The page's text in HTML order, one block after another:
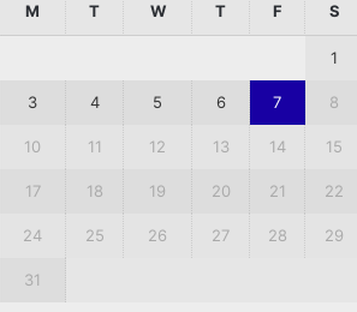
M T W T F S
1
3 4 5 6 7 8
10 11 12 13 14 15
17 18 19 20 21 22
24 25 26 27 28 29
31